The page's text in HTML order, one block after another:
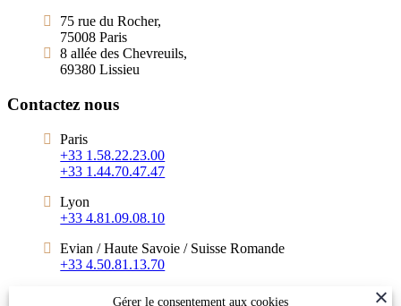
75 rue du Rocher,
75008 Paris
8 allée des Chevreuils,
69380 Lissieu
Contactez nous
Paris
+33 1.58.22.23.00
+33 1.44.70.47.47
Lyon
+33 4.81.09.08.10
Evian / Haute Savoie / Suisse Romande
+33 4.50.81.13.70
info@xanadu-decouvertes.com
Gérer le consentement aux cookies